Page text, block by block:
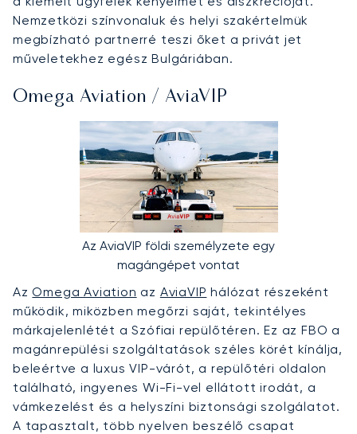
Nemzetközi színvonaluk és helyi szakértelmük
megbízható partnerré teszi őket a privát jet
műveletekhez egész Bulgáriában.
Omega Aviation / AviaVIP
Az AviaVIP földi személyzete egy
magángépet vontat
AzOmega Aviation az AviaVIP hálózat részeként
működik, miközben megőrzi saját, tekintélyes
márkajelenlétét a Szófiai repülőtéren. Ez az FBO a
magánrepülési szolgáltatások széles körét kínálja,
beleértve a luxus VIP-várót, a repülőtéri oldalon
található, ingyenes Wi-Fi-vel ellátott irodát, a
vámkezelést és a helyszíni biztonsági szolgálatot.
A tapasztalt, több nyelven beszélő csapat